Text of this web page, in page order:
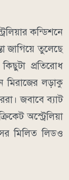
কন্ডিশনে
জাগিয়ে তুলেছে
প্রতিরোধ
মিরাজের লড়াকু
জবাবে ব্যাট
অস্ট্রেলিয়া
মিলিত লিডও